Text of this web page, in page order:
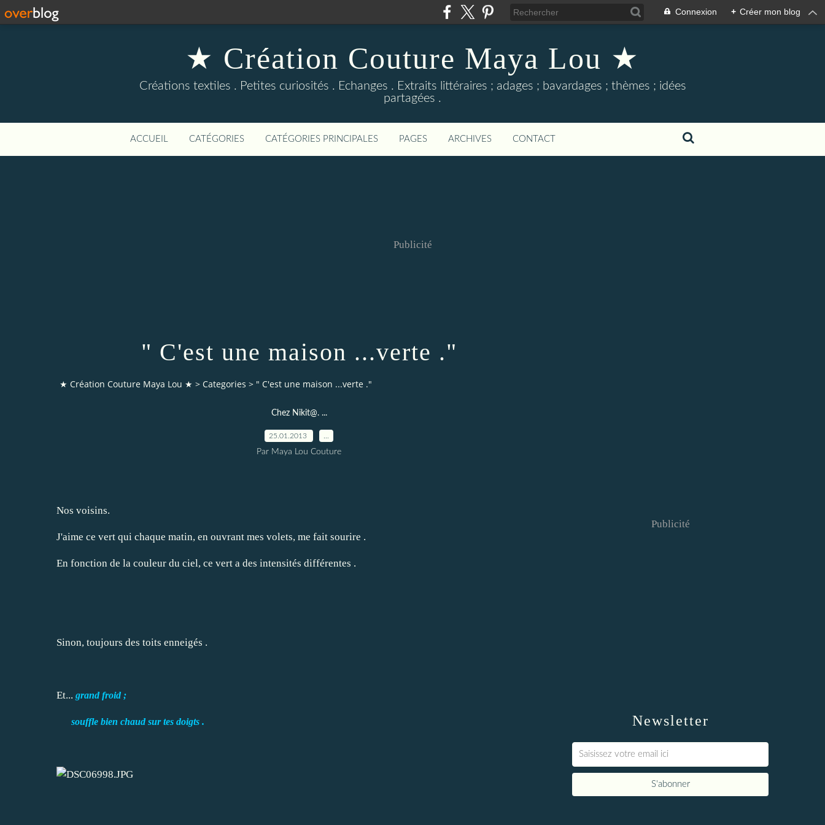
Connexion + Créer mon blog
★ Création Couture Maya Lou ★
Créations textiles . Petites curiosités . Echanges . Extraits littéraires ; adages ; bavardages ; thèmes ; idées
partagées .
ACCUEIL CATÉGORIES CATÉGORIES PRINCIPALES PAGES ARCHIVES CONTACT
Publicité
" C'est une maison ...verte ."
★ Création Couture Maya Lou ★ > Categories > " C'est une maison ...verte ."
Chez Nikit@. ...
25.01.2013
Par Maya Lou Couture
Nos voisins.
J'aime ce vert qui chaque matin, en ouvrant mes volets, me fait sourire .
En fonction de la couleur du ciel, ce vert a des intensités différentes .
Sinon, toujours des toits enneigés .
Et... grand froid ;
souffle bien chaud sur tes doigts . Newsletter
Publicité